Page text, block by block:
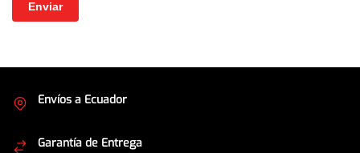
Envíos a Ecuador
Garantía de Entrega